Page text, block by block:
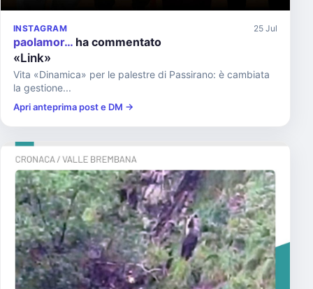
INSTAGRAM 25 Jul
paolamor… ha commentato
«Link»
Vita «Dinamica» per le palestre di Passirano: è cambiata
la gestione...
Apri anteprima post e DM →